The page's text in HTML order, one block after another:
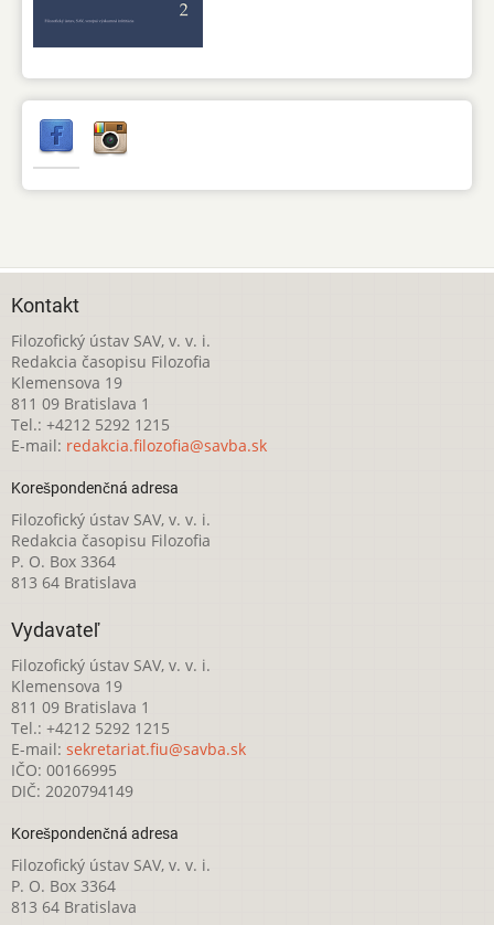
Kontakt
Filozofický ústav SAV, v. v. i.
Redakcia časopisu Filozofia
Klemensova 19
811 09 Bratislava 1
Tel.: +4212 5292 1215
E-mail: redakcia.filozofia@savba.sk
Korešpondenčná adresa
Filozofický ústav SAV, v. v. i.
Redakcia časopisu Filozofia
P. O. Box 3364
813 64 Bratislava
Vydavateľ
Filozofický ústav SAV, v. v. i.
Klemensova 19
811 09 Bratislava 1
Tel.: +4212 5292 1215
E-mail: sekretariat.fiu@savba.sk
IČO: 00166995
DIČ: 2020794149
Korešpondenčná adresa
Filozofický ústav SAV, v. v. i.
P. O. Box 3364
813 64 Bratislava